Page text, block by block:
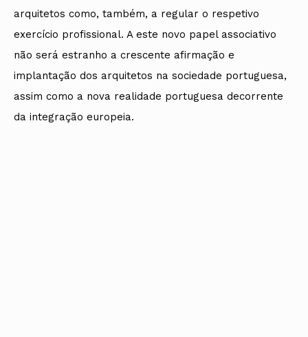
arquitetos como, também, a regular o respetivo
exercício profissional. A este novo papel associativo
não será estranho a crescente afirmação e
implantação dos arquitetos na sociedade portuguesa,
assim como a nova realidade portuguesa decorrente
da integração europeia.